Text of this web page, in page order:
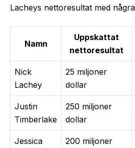
Lacheys nettoresultat med
Namn
Uppskattat
nettoresultat
Nick
Lachey
25 miljoner
dollar
Justin
Timberlake
250 miljoner
dollar
Jessica
200 miljoner